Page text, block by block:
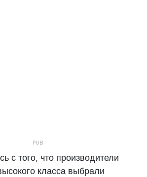
с того, что производители
класса выбрали